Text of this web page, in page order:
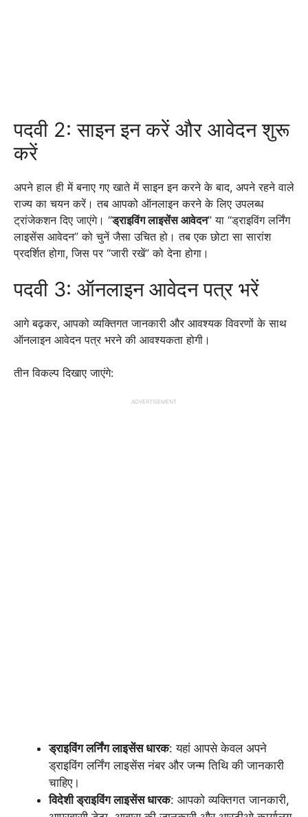
पदवी 2: साइन इन करें और आवेदन शुरू
करें
अपने हाल ही में बनाए गए खाते में साइन इन करने के बाद, अपने रहने वाले
राज्य का चयन करें। तब आपको ऑनलाइन करने के लिए उपलब्ध
ट्रांजेकशन दिए जाएंगे। “ड्राइविंग लाइसेंस आवेदन” या “ड्राइविंग लर्निंग
लाइसेंस आवेदन” को चुनें जैसा उचित हो। तब एक छोटा सा सारांश
प्रदर्शित होगा, जिस पर “जारी रखें” को देना होगा।
पदवी 3: ऑनलाइन आवेदन पत्र भरें
आगे बढ़कर, आपको व्यक्तिगत जानकारी और आवश्यक विवरणों के साथ
ऑनलाइन आवेदन पत्र भरने की आवश्यकता होगी।
तीन विकल्प दिखाए जाएंगे:
ADVERTISEMENT
ड्राइविंग लर्निंग लाइसेंस धारक: यहां आपसे केवल अपने
ड्राइविंग लर्निंग लाइसेंस नंबर और जन्म तिथि की जानकारी
चाहिए।
विदेशी ड्राइविंग लाइसेंस धारक: आपको व्यक्तिगत जानकारी,